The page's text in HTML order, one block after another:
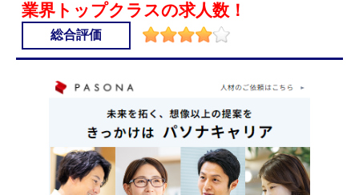
業界トップクラスの求人数！
総合評価